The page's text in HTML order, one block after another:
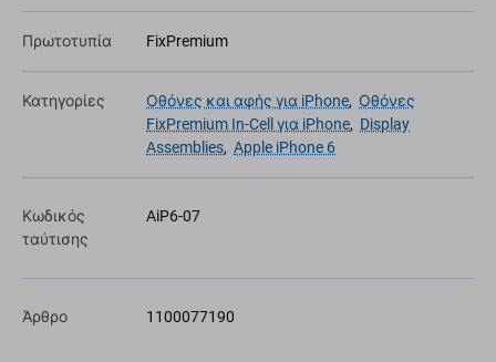
Πρωτοτυπία FixPremium
Κατηγορίες Οθόνες και αφής για iPhone, Οθόνες
FixPremium In-Cell για iPhone, Display
Assemblies, Apple iPhone 6
Κωδικός
ταύτισης
AiP6-07
Άρθρο 1100077190